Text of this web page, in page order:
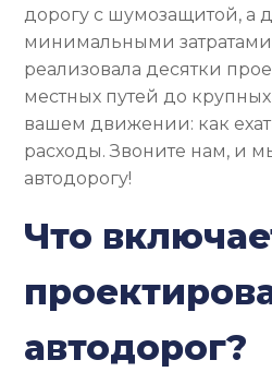
дорогу с шумозащитой, а
минимальными
реализовала десятки
местных путей до
вашем движении: как
расходы. Звоните нам, и
автодорогу!
Что
автодорог?